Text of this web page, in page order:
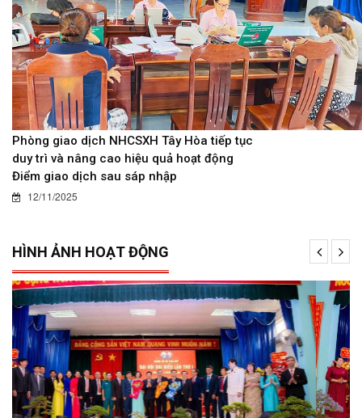
Phòng giao dịch NHCSXH Tây Hòa tiếp tục
duy trì và nâng cao hiệu quả hoạt động
Điểm giao dịch sau sáp nhập
12/11/2025
HÌNH ẢNH HOẠT ĐỘNG